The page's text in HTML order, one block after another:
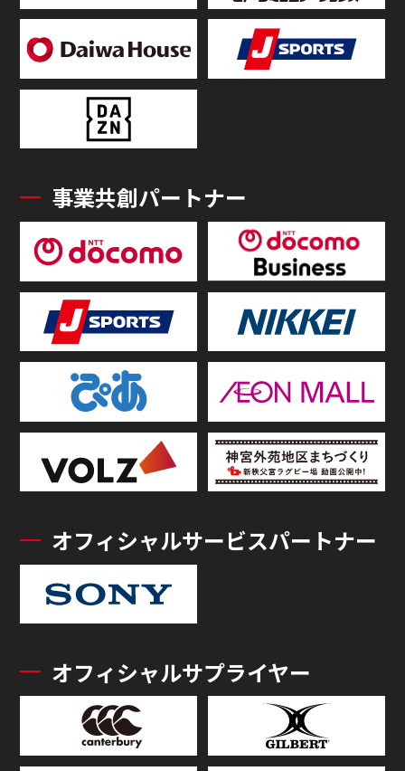
事業共創パートナー
オフィシャルサービスパートナー
オフィシャルサプライヤー